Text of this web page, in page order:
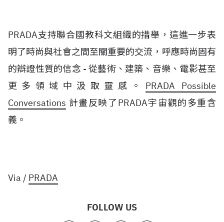
PRADA支持聯合國教科文組織的措舉，這進一步表
明了時尚與社會之間至關重要的交流，呼應時尚固有
的辯證性質的信念 - 從藝術、建築、音樂、電影甚至
更多領域中汲取靈感。 PRADA Possible
Conversations 計畫反映了PRADA宇宙觀的多重含
義。
Via / PRADA
FOLLOW US